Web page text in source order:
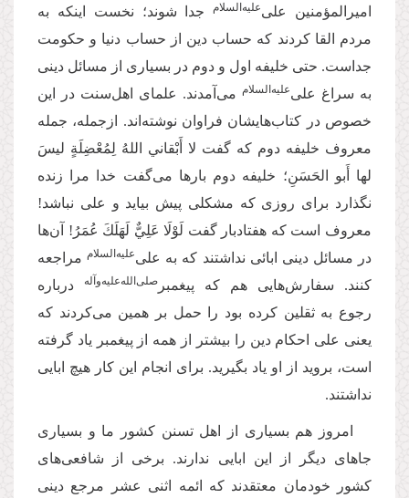
امیرالمؤمنین علی‌علیه‌‌السلامجدا شوند؛ نخست اینکه به
مردم القا کردند که حساب دین از حساب دنیا و حکومت
جداست. حتی خلیفه اول و دوم در بسیاری از مسائل دینی
به سراغ علی‌علیه‌‌السلام می‌آمدند. علمای اهل‌سنت در این
خصوص در کتاب‌هایشان فراوان نوشته‌اند. ازجمله، جمله
معروف خلیفه دوم که گفت لا أَبْقاني اللهُ لِمُعْضِلَةٍ ليسَ
لها أَبو الحَسَنِ؛ خلیفه دوم بارها می‌‌گفت خدا مرا زنده
نگذارد برای روزی که مشکلی پیش بیاید و علی نباشد!
معروف است که هفتادبار گفت لَوْلَا عَلِيٌّ لَهَلَكَ عُمَرُ! آن‌ها
در مسائل دینی ابائی نداشتند که به علی‌علیه‌‌السلاممراجعه
کنند. سفارش‌هایی هم که پیغمبر صلی‌‌الله‌‌علیه‌‌و‌آله
درباره
رجوع به ثقلین کرده بود را حمل بر همین می‌‌کردند که
یعنی علی احکام دین را بیشتر از همه از پیغمبر یاد گرفته
است، بروید از او یاد بگیرید. برای انجام این کار هیچ ابایی
نداشتند.
امروز هم بسیاری از اهل تسنن کشور ما و بسیاری
جاهای دیگر از این ابایی ندارند. برخی از شافعی‌‌های
کشور خودمان معتقدند که ائمه اثنی عشر مرجع دینی